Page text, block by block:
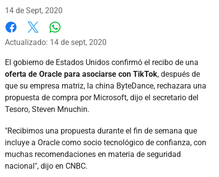
14 de Sept, 2020
Facebook
X
Actualizado: 14 de sept, 2020
El gobierno de Estados Unidos confirmó el recibo de una
oferta de Oracle para asociarse con TikTok, después de
que su empresa matriz, la china ByteDance, rechazara una
propuesta de compra por Microsoft, dijo el secretario del
Tesoro, Steven Mnuchin.
"Recibimos una propuesta durante el fin de semana que
incluye a Oracle como socio tecnológico de confianza, con
muchas recomendaciones en materia de seguridad
nacional", dijo en CNBC.